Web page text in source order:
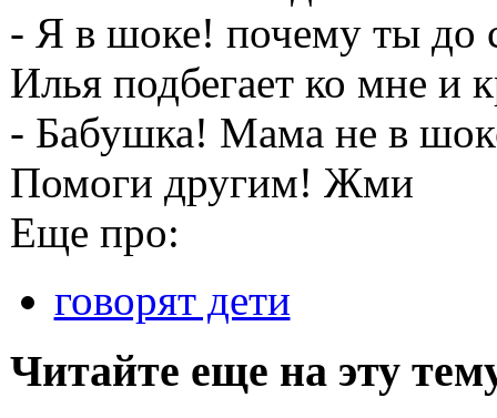
- Я в шоке! почему ты до
Илья подбегает ко мне и
- Бабушка! Мама не в
Помоги другим! Жми
Еще про:
говорят дети
Читайте еще на эту